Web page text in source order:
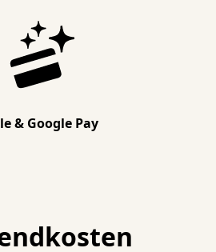
& Google Pay